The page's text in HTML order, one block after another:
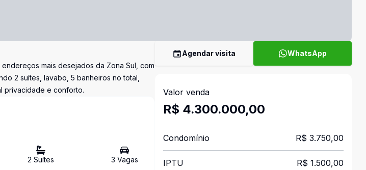
mais desejados da Zona Sul, com
2 suítes, lavabo, 5 banheiros no total,
privacidade e conforto.
2 Suítes 3 Vagas
Agendar visita WhatsApp
Valor venda
R$ 4.300.000,00
Condomínio R$ 3.750,00
IPTU R$ 1.500,00